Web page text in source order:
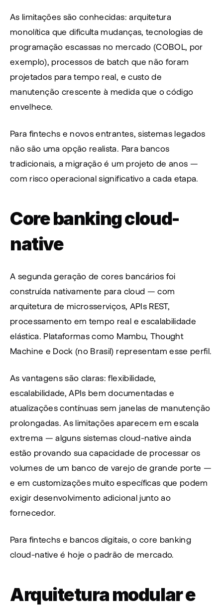
As limitações são conhecidas: arquitetura
monolítica que dificulta mudanças, tecnologias de
programação escassas no mercado (COBOL, por
exemplo), processos de batch que não foram
projetados para tempo real, e custo de
manutenção crescente à medida que o código
envelhece.
Para fintechs e novos entrantes, sistemas legados
não são uma opção realista. Para bancos
tradicionais, a migração é um projeto de anos —
com risco operacional significativo a cada etapa.
Core banking cloud-
native
A segunda geração de cores bancários foi
construída nativamente para cloud — com
arquitetura de microsserviços, APIs REST,
processamento em tempo real e escalabilidade
elástica. Plataformas como Mambu, Thought
Machine e Dock (no Brasil) representam esse perfil.
As vantagens são claras: flexibilidade,
escalabilidade, APIs bem documentadas e
atualizações contínuas sem janelas de manutenção
prolongadas. As limitações aparecem em escala
extrema — alguns sistemas cloud-native ainda
estão provando sua capacidade de processar os
volumes de um banco de varejo de grande porte —
e em customizações muito específicas que podem
exigir desenvolvimento adicional junto ao
fornecedor.
Para fintechs e bancos digitais, o core banking
cloud-native é hoje o padrão de mercado.
Arquitetura modular e